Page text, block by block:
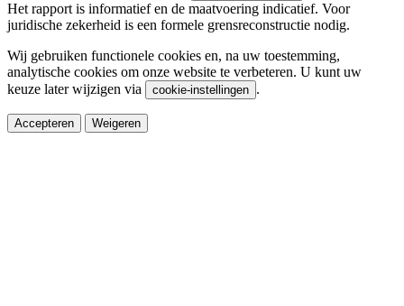
Het rapport is informatief en de maatvoering indicatief. Voor
juridische zekerheid is een formele grensreconstructie nodig.
Wij gebruiken functionele cookies en, na uw toestemming,
analytische cookies om onze website te verbeteren. U kunt uw
keuze later wijzigen via
cookie-instellingen .
Accepteren Weigeren